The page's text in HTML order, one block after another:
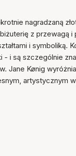
nagradzaną
z przewagą i
i symboliką.
- i są szczególnie
Jane Kønig
artystycznym